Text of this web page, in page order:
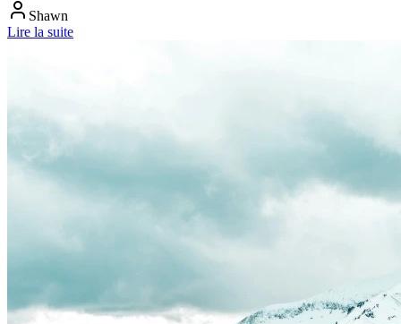
Shawn
Lire la suite